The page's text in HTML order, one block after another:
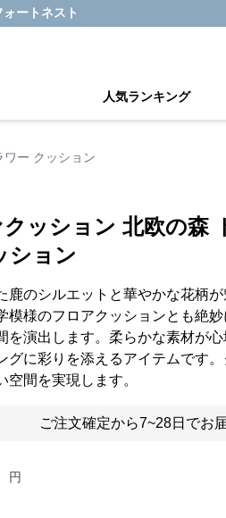
ートネスト
人気ランキング
ワー クッション
ッション 北欧の森
ション
鹿のシルエットと華やかな花柄
模様のフロアクッションとも絶
を演出します。柔らかな素材が
グに彩りを添えるアイテムです
空間を実現します。
ご注文確定から7~28日でお
円